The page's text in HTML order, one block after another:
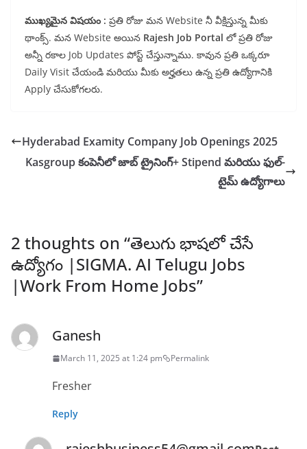
ముఖ్యమైన విషయం : ప్రతి రోజు మన Website నీ వీక్షిస్తున్న మీకు
థాంక్స్. మన Website అయిన Rajesh Job Portal లో ప్రతి రోజు
అన్నీ రకాల Job Updates పోస్ట్ చేస్తున్నాము. కావున ప్రతి ఒక్కరూ
Daily Visit చేయండి మరియు మీకు అర్హతలు ఉన్న ప్రతి ఉద్యోగానికి
Apply చేసుకోగలరు.
Hyderabad Examity Company Job Openings 2025
Kasgroup కంపెనీలో జాబ్ ట్రైనింగ్+ Stipend మరియు ఫుల్-
టైమ్ ఉద్యోగాలు
2 thoughts on “తెలుగు భాషలో చేసే
ఉద్యోగం |SIGMA. AI Telugu Jobs
|Work From Home Jobs”
Ganesh
March 11, 2025 at 1:24 pm Permalink
Fresher
Reply